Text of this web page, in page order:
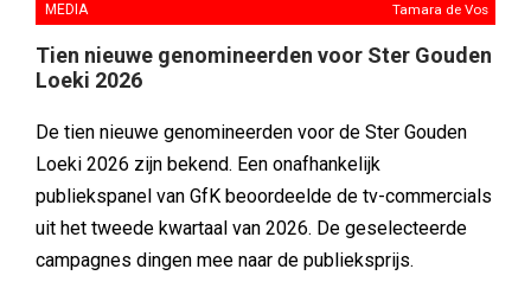
MEDIA Tamara de Vos
Tien nieuwe genomineerden voor Ster Gouden
Loeki 2026
De tien nieuwe genomineerden voor de Ster Gouden
Loeki 2026 zijn bekend. Een onafhankelijk
publiekspanel van GfK beoordeelde de tv-commercials
uit het tweede kwartaal van 2026. De geselecteerde
campagnes dingen mee naar de publieksprijs.